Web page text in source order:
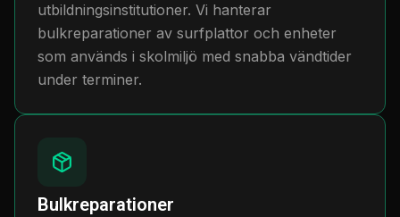
utbildningsinstitutioner. Vi hanterar
bulkreparationer av surfplattor och enheter
som används i skolmiljö med snabba vändtider
under terminer.
Bulkreparationer